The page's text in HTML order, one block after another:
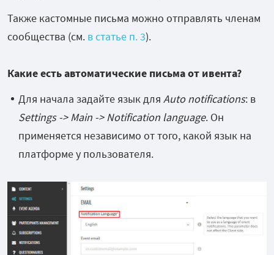
Также кастомные письма можно отправлять членам
сообщества (см. в статье п. 3).
Какие есть автоматические письма от ивента?
Для начала задайте язык для Auto notifications: в
Settings -> Main -> Notification language. Он
применяется независимо от того, какой язык на
платформе у пользователя.